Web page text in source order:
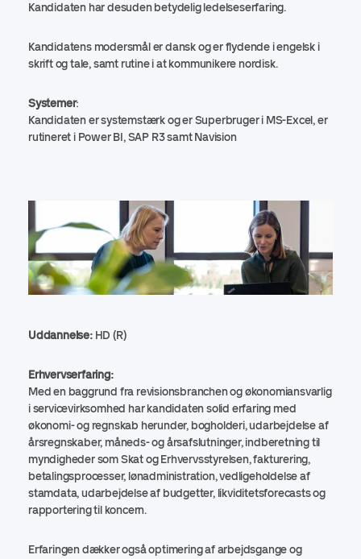
Kandidaten har desuden betydelig ledelseserfaring.
Kandidatens modersmål er dansk og er flydende i engelsk i
skrift og tale, samt rutine i at kommunikere nordisk.
Systemer:
Kandidaten er systemstærk og er Superbruger i MS-Excel, er
rutineret i Power BI, SAP R3 samt Navision
Uddannelse: HD (R)
Erhvervserfaring:
Med en baggrund fra revisionsbranchen og økonomiansvarlig
i servicevirksomhed har kandidaten solid erfaring med
økonomi- og regnskab herunder, bogholderi, udarbejdelse af
årsregnskaber, måneds- og årsafslutninger, indberetning til
myndigheder som Skat og Erhvervsstyrelsen, fakturering,
betalingsprocesser, lønadministration, vedligeholdelse af
stamdata, udarbejdelse af budgetter, likviditetsforecasts og
rapportering til koncern.
Erfaringen dækker også optimering af arbejdsgange og